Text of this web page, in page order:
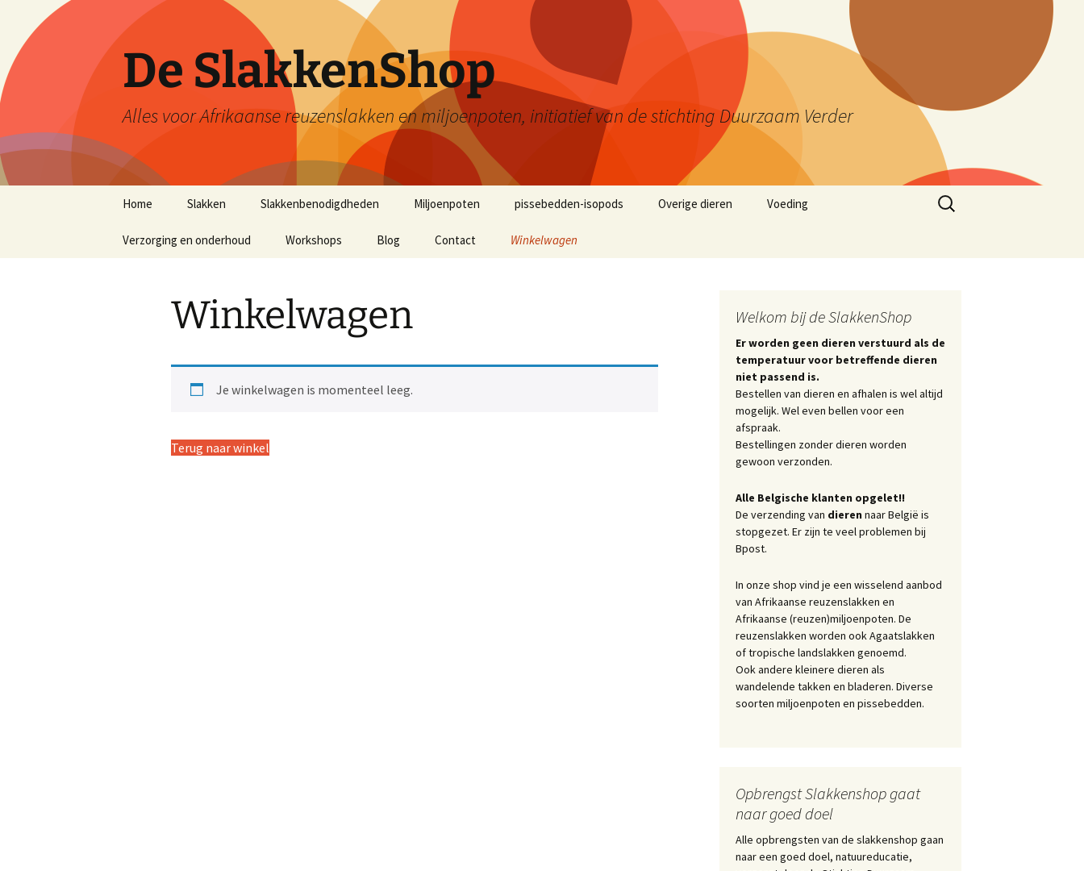
De SlakkenShop
Alles voor Afrikaanse reuzenslakken en miljoenpoten, initiatief van de stichting Duurzaam Verder
Home Slakken Slakkenbenodigdheden Miljoenpoten pissebedden-isopods Overige dieren Voeding
Verzorging en onderhoud Workshops Blog Contact Winkelwagen
Zoeken
naar:
Winkelwagen
Je winkelwagen is momenteel leeg.
Terug naar winkel
Welkom bij de SlakkenShop
Er worden geen dieren verstuurd als de
temperatuur voor betreffende dieren
niet passend is.
Bestellen van dieren en afhalen is wel altijd
mogelijk. Wel even bellen voor een
afspraak.
Bestellingen zonder dieren worden
gewoon verzonden.
Alle Belgische klanten opgelet!!
De verzending van dieren naar België is
stopgezet. Er zijn te veel problemen bij
Bpost.
In onze shop vind je een wisselend aanbod
van Afrikaanse reuzenslakken en
Afrikaanse (reuzen)miljoenpoten. De
reuzenslakken worden ook Agaatslakken
of tropische landslakken genoemd.
Ook andere kleinere dieren als
wandelende takken en bladeren. Diverse
soorten miljoenpoten en pissebedden.
Opbrengst Slakkenshop gaat
naar goed doel
Alle opbrengsten van de slakkenshop gaan
naar een goed doel, natuureducatie,